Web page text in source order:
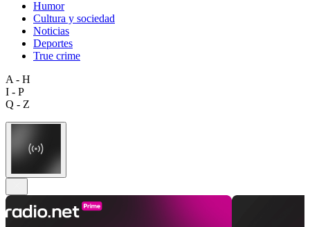
Humor
Cultura y sociedad
Noticias
Deportes
True crime
A - H
I - P
Q - Z